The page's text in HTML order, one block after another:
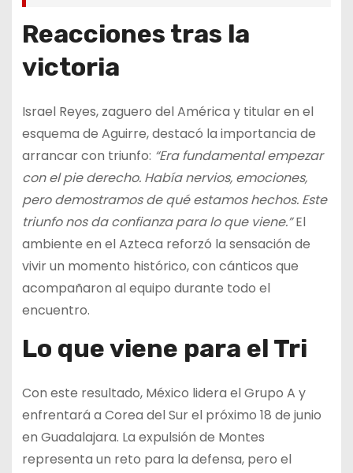
Reacciones tras la
victoria
Israel Reyes, zaguero del América y titular en el
esquema de Aguirre, destacó la importancia de
arrancar con triunfo: “Era fundamental empezar
con el pie derecho. Había nervios, emociones,
pero demostramos de qué estamos hechos. Este
triunfo nos da confianza para lo que viene.”El
ambiente en el Azteca reforzó la sensación de
vivir un momento histórico, con cánticos que
acompañaron al equipo durante todo el
encuentro.
Lo que viene para el Tri
Con este resultado, México lidera el Grupo A y
enfrentará a Corea del Sur el próximo 18 de junio
en Guadalajara. La expulsión de Montes
representa un reto para la defensa, pero el